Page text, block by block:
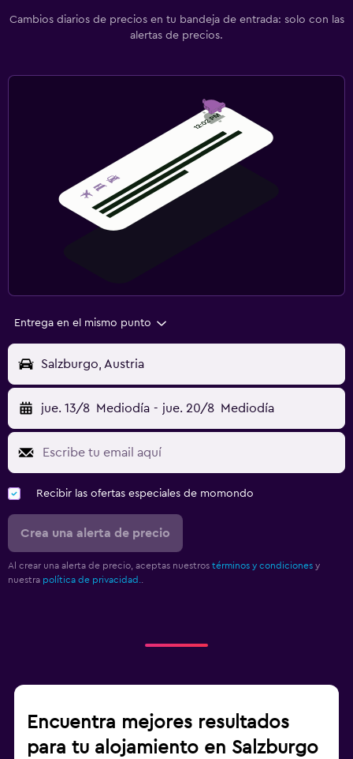
Cambios diarios de precios en tu bandeja de entrada: solo con las
alertas de precios.
Entrega en el mismo punto
Salzburgo, Austria
jue. 13/8 Mediodía - jue. 20/8 Mediodía
Recibir las ofertas especiales de momondo
Crea una alerta de precio
Al crear una alerta de precio, aceptas nuestros términos y condiciones y
nuestra política de privacidad.
Encuentra mejores resultados
para tu alojamiento en Salzburgo